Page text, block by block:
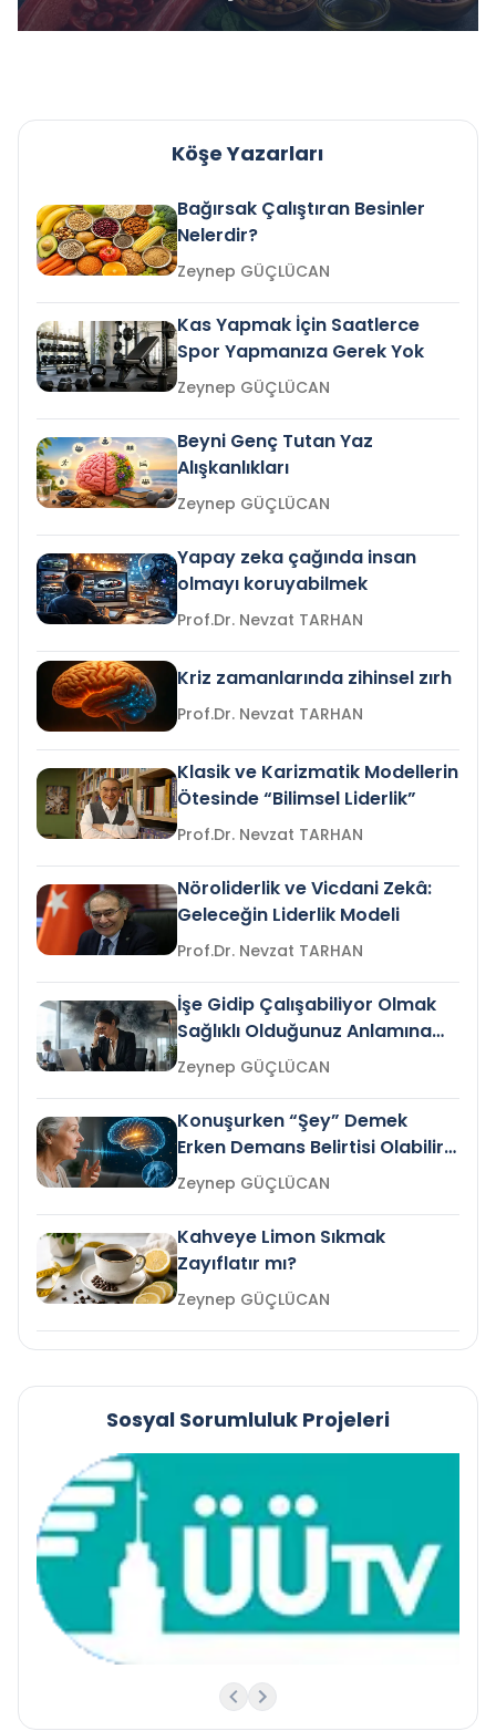
Köşe Yazarları
Bağırsak Çalıştıran Besinler
Nelerdir?
Zeynep GÜÇLÜCAN
Kas Yapmak İçin Saatlerce
Spor Yapmanıza Gerek Yok
Zeynep GÜÇLÜCAN
Beyni Genç Tutan Yaz
Alışkanlıkları
Zeynep GÜÇLÜCAN
Yapay zeka çağında insan
olmayı koruyabilmek
Prof.Dr. Nevzat TARHAN
Kriz zamanlarında zihinsel zırh
Prof.Dr. Nevzat TARHAN
Klasik ve Karizmatik Modellerin
Ötesinde “Bilimsel Liderlik”
Prof.Dr. Nevzat TARHAN
Nöroliderlik ve Vicdani Zekâ:
Geleceğin Liderlik Modeli
Prof.Dr. Nevzat TARHAN
İşe Gidip Çalışabiliyor Olmak
Sağlıklı Olduğunuz Anlamına
Gelir mi?Zeynep GÜÇLÜCAN
Konuşurken “Şey” Demek
Erken Demans Belirtisi Olabilir
mi?
Zeynep GÜÇLÜCAN
Kahveye Limon Sıkmak
Zayıflatır mı?
Zeynep GÜÇLÜCAN
Sosyal Sorumluluk Projeleri